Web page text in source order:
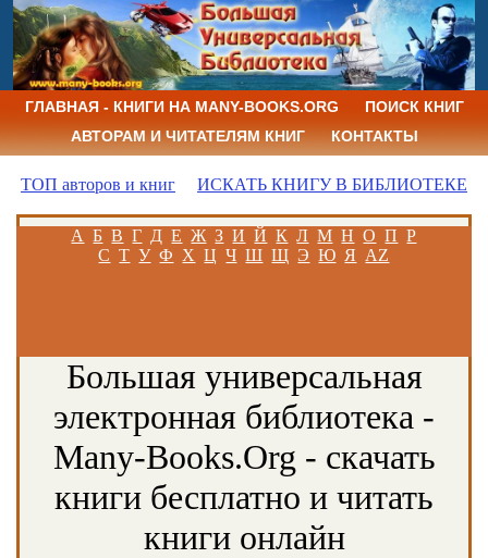
ГЛАВНАЯ - КНИГИ НА MANY-BOOKS.ORG
ПОИСК КНИГ
АВТОРАМ И ЧИТАТЕЛЯМ КНИГ
КОНТАКТЫ
ТОП авторов и книг ИСКАТЬ КНИГУ В БИБЛИОТЕКЕ
А Б В Г Д Е Ж З И Й К Л М Н О П Р
С Т У Ф Х Ц Ч Ш Щ Э Ю Я AZ
Большая универсальная
электронная библиотека -
Many-Books.Org - скачать
книги бесплатно и читать
книги онлайн